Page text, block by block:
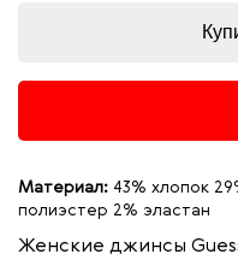
Материал: 43% хлопок
полиэстер 2% эластан
Женские джинсы